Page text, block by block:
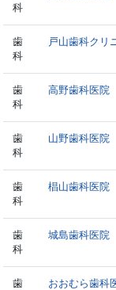
科
歯
科
戸山歯科クリ
歯
科
高野歯科医院
歯
科
山野歯科医院
歯
科
椙山歯科医院
歯
科
城島歯科医院
歯
おおむら歯科